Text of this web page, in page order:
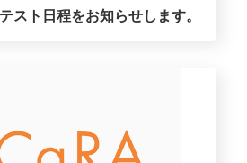
スト日程をお知らせします。